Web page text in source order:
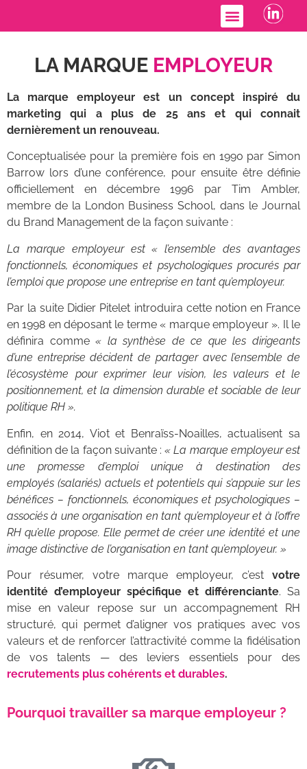
LA MARQUE EMPLOYEUR
La marque employeur
est un concept inspiré du
marketing qui a plus de 25 ans et qui connait
dernièrement un renouveau.
Conceptualisée pour la première fois en 1990 par Simon
Barrow lors d’une conférence, pour ensuite être définie
officiellement en décembre 1996 par Tim Ambler,
membre de la London Business School, dans le Journal
du Brand Management de la façon suivante :
La marque employeur est « l’ensemble des avantages
fonctionnels, économiques et psychologiques procurés par
l’emploi que propose une entreprise en tant qu’employeur.
Par la suite Didier Pitelet introduira cette notion en France
en 1998 en déposant le terme « marque employeur ». Il le
définira comme« la synthèse de ce que les dirigeants
d’une entreprise décident de partager avec l’ensemble de
l’écosystème pour exprimer leur vision, les valeurs et le
positionnement, et la dimension durable et sociable de leur
politique RH ».
Enfin, en 2014, Viot et Benraïss-Noailles, actualisent sa
définition de la façon suivante :« La marque employeur est
une promesse d’emploi unique à destination des
employés (salariés) actuels et potentiels qui s’appuie sur les
bénéfices – fonctionnels, économiques et psychologiques –
associés à une organisation en tant qu’employeur et à l’offre
RH qu’elle propose. Elle permet de créer une identité et une
image distinctive de l’organisation en tant qu’employeur. »
Pour résumer, votre marque employeur, c’est votre
identité d’employeur spécifique et différenciante. Sa
mise en valeur repose sur un accompagnement RH
structuré, qui permet d’aligner vos pratiques avec vos
valeurs et de renforcer l’attractivité comme la fidélisation
de vos talents — des leviers essentiels pour des
recrutements plus cohérents et durables.
Pourquoi travailler sa marque employeur ?